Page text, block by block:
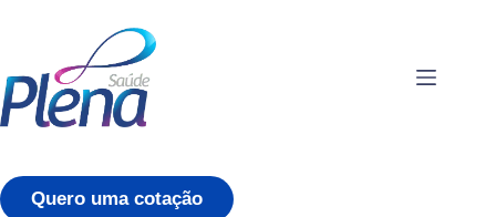
conteúdo
Quero uma cotação